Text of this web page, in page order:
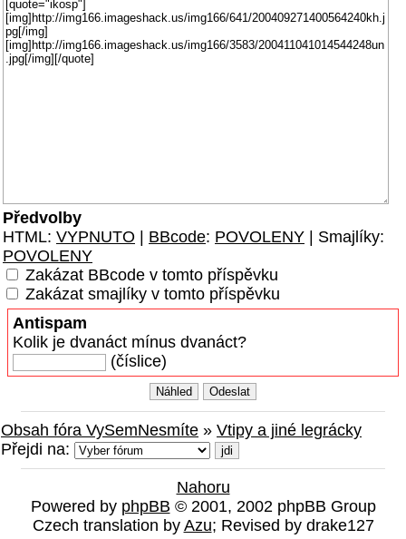
Předvolby
HTML: VYPNUTO BBcode: POVOLENY | Smajlíky:
POVOLENY
Zakázat BBcode v tomto příspěvku
Zakázat smajlíky v tomto příspěvku
Antispam
Kolik je dvanáct mínus dvanáct?
(číslice)
Obsah fóra VySemNesmíte » Vtipy a jiné legrácky
Přejdi na:
Nahoru
Powered by phpBB © 2001, 2002 phpBB Group
Czech translation by Azu; Revised by drake127